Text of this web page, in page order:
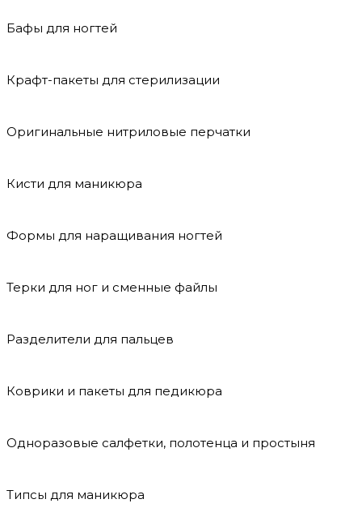
Бафы для ногтей
Крафт-пакеты для стерилизации
Оригинальные нитриловые перчатки
Кисти для маникюра
Формы для наращивания ногтей
Терки для ног и сменные файлы
Разделители для пальцев
Коврики и пакеты для педикюра
Одноразовые салфетки, полотенца и простыня
Типсы для маникюра